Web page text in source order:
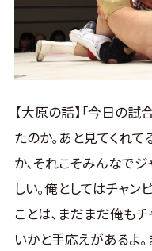
【大原の話】｢今日の試
たのか｡あと見てくれ
か､それこそみんなでジ
しい｡俺としてはチャン
ことは､まだまだ俺も
いかと手応えがあるよ